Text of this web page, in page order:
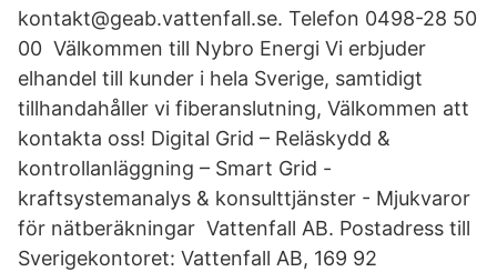
kontakt@geab.vattenfall.se. Telefon 0498-28 50
00 Välkommen till Nybro Energi Vi erbjuder
elhandel till kunder i hela Sverige, samtidigt
tillhandahåller vi fiberanslutning, Välkommen att
kontakta oss! Digital Grid – Reläskydd &
kontrollanläggning – Smart Grid -
kraftsystemanalys & konsulttjänster - Mjukvaror
för nätberäkningar Vattenfall AB. Postadress till
Sverigekontoret: Vattenfall AB, 169 92